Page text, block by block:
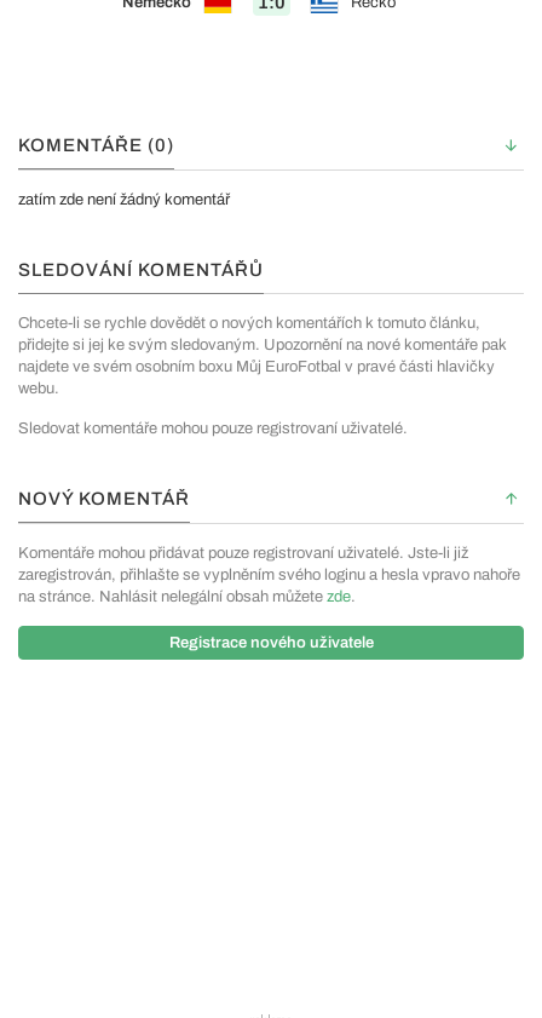
KOMENTÁŘE (0)
zatím zde není žádný komentář
SLEDOVÁNÍ KOMENTÁŘŮ
Chcete-li se rychle dovědět o nových komentářích k tomuto článku,
přidejte si jej ke svým sledovaným. Upozornění na nové komentáře pak
najdete ve svém osobním boxu Můj EuroFotbal v pravé části hlavičky
webu.
Sledovat komentáře mohou pouze registrovaní uživatelé.
NOVÝ KOMENTÁŘ
Komentáře mohou přidávat pouze registrovaní uživatelé. Jste-li již
zaregistrován, přihlašte se vyplněním svého loginu a hesla vpravo nahoře
na stránce. Nahlásit nelegální obsah můžete zde.
Registrace nového uživatele